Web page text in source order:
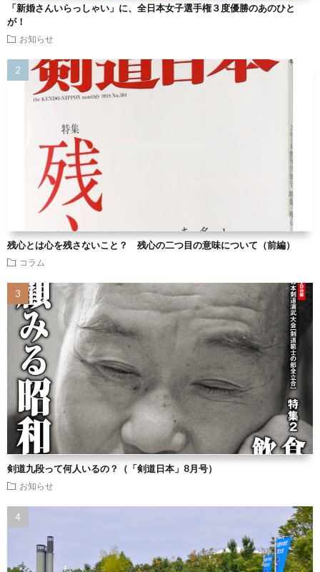
「新婚さんいらっしゃい」に、全日本女子選手権３度優勝のあのひと
が！
お知らせ
残心とは心を残さないこと？ 残心の二つ目の意味について（前編）
コラム
剣道九段って何人いるの？（「剣道日本」8月号）
お知らせ